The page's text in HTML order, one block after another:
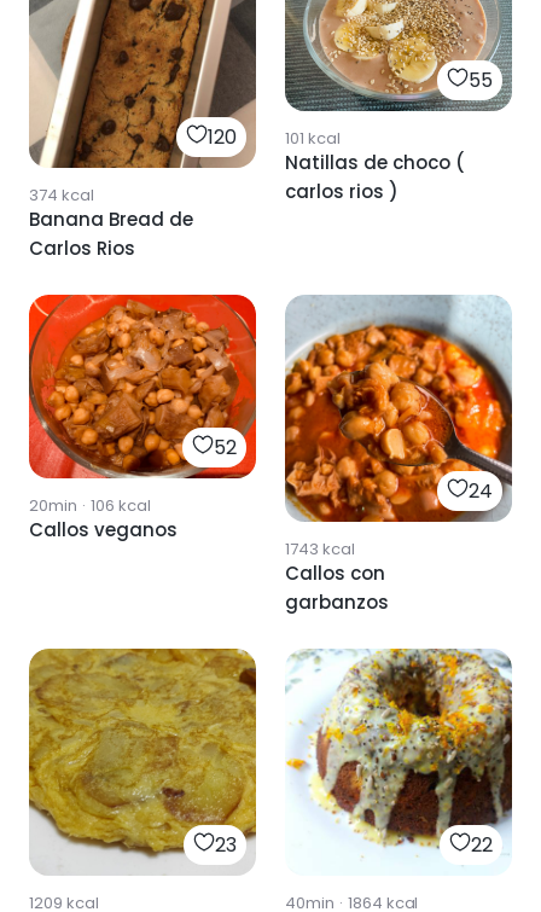
120
374 kcal
Banana Bread de
Carlos Rios
55
101 kcal
Natillas de choco (
carlos rios )
52
20min · 106 kcal
Callos veganos
24
1743 kcal
Callos con
garbanzos
23
1209 kcal
22
40min · 1864 kcal